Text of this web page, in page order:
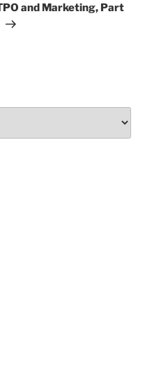
and Marketing, Part